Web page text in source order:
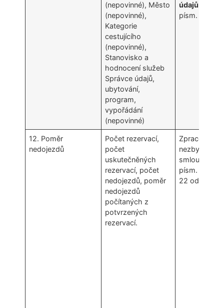
(nepovinné), Město
(nepovinné),
Kategorie
cestujícího
(nepovinné),
Stanovisko a
hodnocení služeb
Správce údajů,
ubytování,
program,
vypořádání
(nepovinné)
údajů
písm. a)
12. Poměr
nedojezdů
Počet rezervací,
počet
uskutečněných
rezervací, počet
nedojezdů, poměr
nedojezdů
počítaných z
potvrzených
rezervací.
Zpracování
nezbytné
smlouvy (čl.
písm. b)
22 odst. 2